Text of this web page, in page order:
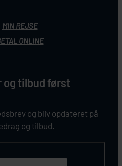
MIN REJSE
ONLINE
og tilbud først
og bliv opdateret på
og tilbud.